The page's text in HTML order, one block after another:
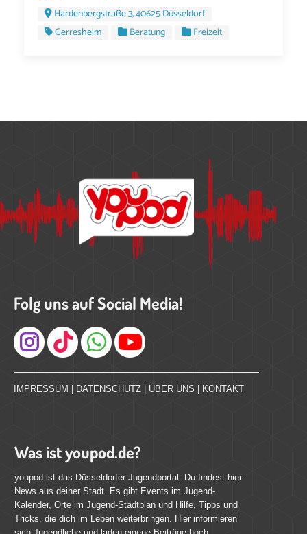
Hardenbergstraße 3, 40625 Düsseldorf
Gerresheim
Beratung Freizeit
Folg uns auf Social Media!
Instagram
IMPRESSUM | DATENSCHUTZ | ÜBER UNS | KONTAKT
Was ist youpod.de?
youpod ist das Düsseldorfer Jugendportal. Du findest hier
News aus deiner Stadt. Es gibt Events im Jugend-
Kalender, Orte im Jugend-Stadtplan und Hilfe, Tipps und
Tricks, die dich im Leben weiterbringen. Hier informieren